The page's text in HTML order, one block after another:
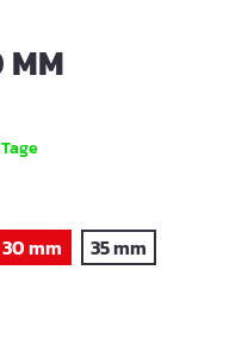
30 mm
35 mm